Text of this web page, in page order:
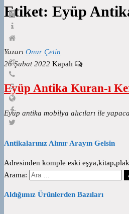
Etiket: Eyüp
Yazarı Onur Çetin
26 Şubat 2022 Kapalı
Eyüp Antika Kuran-ı
Eyüp antika mobilya alıcıları ile
Antikalarınız Alınır Arayın Gelsin
Adresinden komple eski
Arama:
Aldığımız Ürünlerden Bazıları